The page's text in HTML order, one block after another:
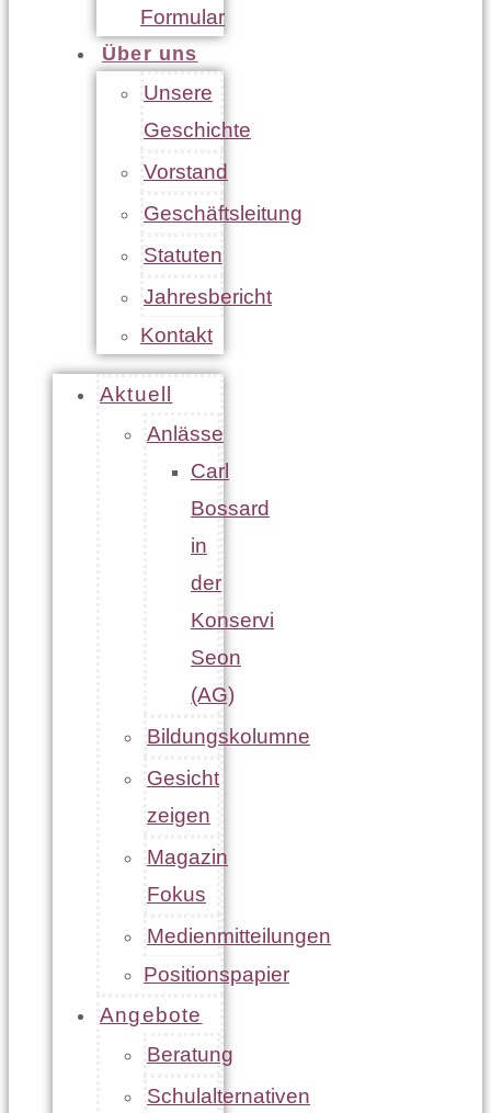
Formular
Über uns
Unsere
Geschichte
Vorstand
Geschäftsleitung
Statuten
Jahresbericht
Kontakt
Aktuell
Anlässe
Carl
Bossard
in
der
Konservi
Seon
(AG)
Bildungskolumne
Gesicht
zeigen
Magazin
Fokus
Medienmitteilungen
Positionspapier
Angebote
Beratung
Schulalternativen